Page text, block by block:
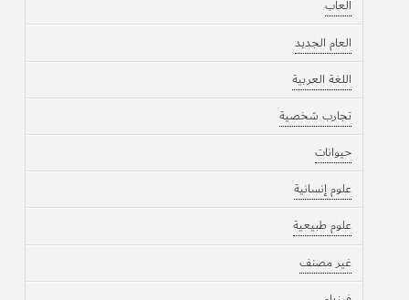
ألعاب
العام الجديد
اللغة العربية
تجارب شخصية
حيوانات
علوم إنسانية
علوم طبيعية
غير مصنف